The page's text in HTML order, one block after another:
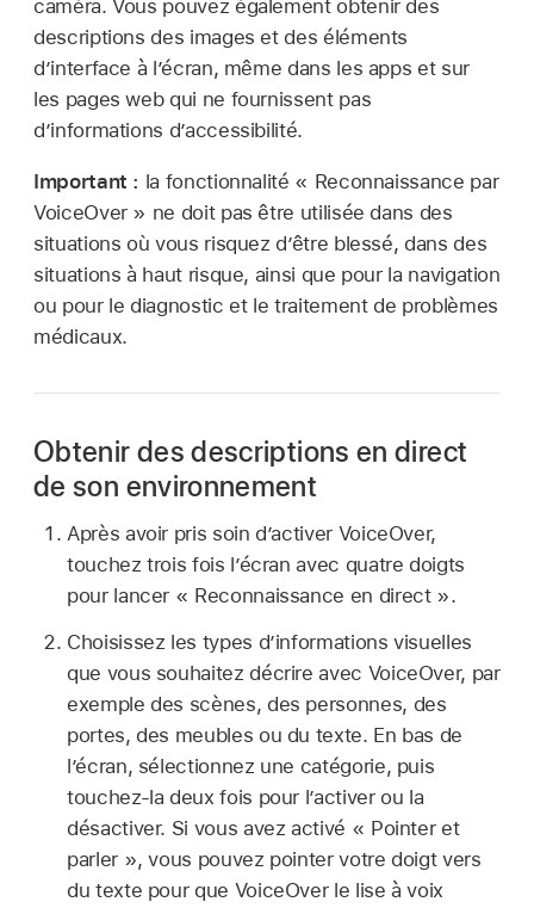
caméra. Vous pouvez également obtenir des
descriptions des images et des éléments
d’interface à l’écran, même dans les apps et sur
les pages web qui ne fournissent pas
d’informations d’accessibilité.
Important : la fonctionnalité « Reconnaissance par
VoiceOver » ne doit pas être utilisée dans des
situations où vous risquez d’être blessé, dans des
situations à haut risque, ainsi que pour la navigation
ou pour le diagnostic et le traitement de problèmes
médicaux.
Obtenir des descriptions en direct
de son environnement
Après avoir pris soin d’activer VoiceOver,
touchez trois fois l’écran avec quatre doigts
pour lancer « Reconnaissance en direct ».
Choisissez les types d’informations visuelles
que vous souhaitez décrire avec VoiceOver, par
exemple des scènes, des personnes, des
portes, des meubles ou du texte. En bas de
l’écran, sélectionnez une catégorie, puis
touchez-la deux fois pour l’activer ou la
désactiver. Si vous avez activé « Pointer et
parler », vous pouvez pointer votre doigt vers
du texte pour que VoiceOver le lise à voix